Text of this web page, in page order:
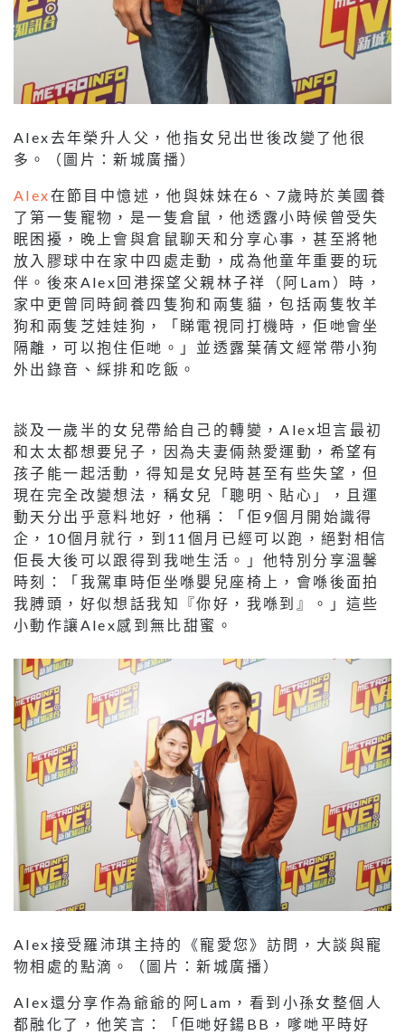
Alex去年榮升人父，他指女兒出世後改變了他很
多。（圖片：新城廣播）
Alex在節目中憶述，他與妹妹在6、7歲時於美國養
了第一隻寵物，是一隻倉鼠，他透露小時候曾受失
眠困擾，晚上會與倉鼠聊天和分享心事，甚至將牠
放入膠球中在家中四處走動，成為他童年重要的玩
伴。後來Alex回港探望父親林子祥（阿Lam）時，
家中更曾同時飼養四隻狗和兩隻貓，包括兩隻牧羊
狗和兩隻芝娃娃狗，「睇電視同打機時，佢哋會坐
隔離，可以抱住佢哋。」並透露葉蒨文經常帶小狗
外出錄音、綵排和吃飯。
談及一歲半的女兒帶給自己的轉變，Alex坦言最初
和太太都想要兒子，因為夫妻倆熱愛運動，希望有
孩子能一起活動，得知是女兒時甚至有些失望，但
現在完全改變想法，稱女兒「聰明、貼心」，且運
動天分出乎意料地好，他稱：「佢9個月開始識得
企，10個月就行，到11個月已經可以跑，絕對相信
佢長大後可以跟得到我哋生活。」他特別分享溫馨
時刻：「我駕車時佢坐喺嬰兒座椅上，會喺後面拍
我膊頭，好似想話我知『你好，我喺到』。」這些
小動作讓Alex感到無比甜蜜。
Alex接受羅沛琪主持的《寵愛您》訪問，大談與寵
物相處的點滴。（圖片：新城廣播）
Alex還分享作為爺爺的阿Lam，看到小孫女整個人
都融化了，他笑言：「佢哋好鍚BB，嗲哋平時好